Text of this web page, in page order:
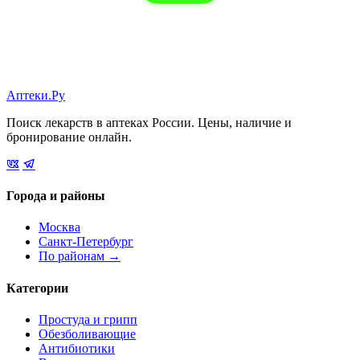
Аптеки.Ру
Поиск лекарств в аптеках России. Цены, наличие и
бронирование онлайн.
Города и районы
Москва
Санкт-Петербург
По районам →
Категории
Простуда и грипп
Обезболивающие
Антибиотики